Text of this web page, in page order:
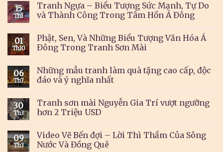
15
Th1
Tranh Ngựa – Biểu Tượng Sức Mạnh, Tự Do
và Thành Công Trong Tâm Hồn Á Đông
01
Th10
Phật, Sen, Và Những Biểu Tượng Văn Hóa Á
Đông Trong Tranh Sơn Mài
06
Th7
Những mẫu tranh làm quà tặng cao cấp, độc
đáo và ý nghĩa nhất
30
Th3
Tranh sơn mài Nguyễn Gia Trí vượt ngưỡng
hơn 2 Triệu USD
09
Th3
Video Vẽ Bến đợi – Lời Thì Thầm Của Sông
Nước Và Đồng Quê